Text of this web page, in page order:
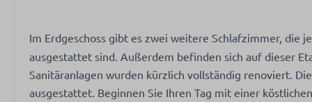
Gelegen nabij
Im Erdgeschoss gibt es zwei weitere Schlafzimmer, die
ausgestattet sind. Außerdem befinden sich auf dieser
Sanitäranlagen wurden kürzlich vollständig renoviert.
ausgestattet. Beginnen Sie Ihren Tag mit einer